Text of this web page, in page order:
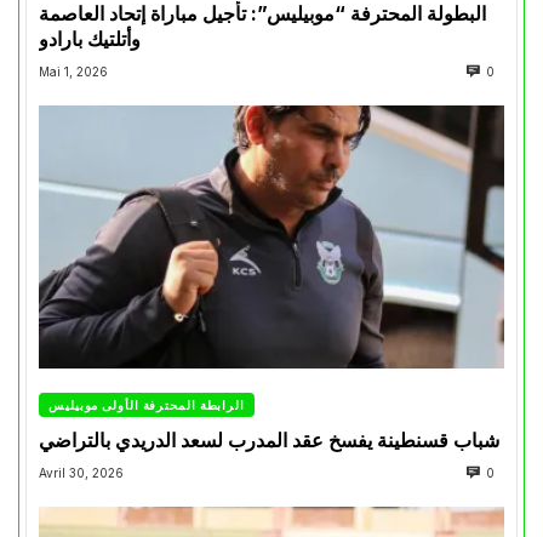
البطولة المحترفة “موبيليس”: تأجيل مباراة إتحاد العاصمة
وأتلتيك بارادو
Mai 1, 2026 0
الرابطة المحترفة الأولى موبيليس
شباب قسنطينة يفسخ عقد المدرب لسعد الدريدي بالتراضي
Avril 30, 2026 0